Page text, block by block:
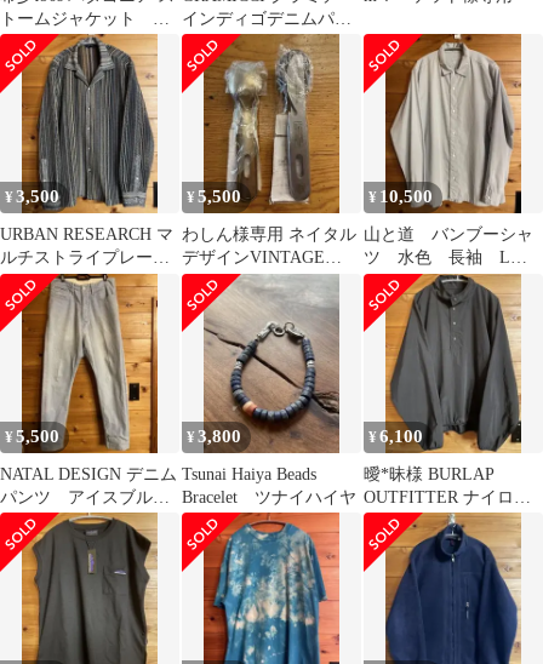
トームジャケット L
サイズ ブルーリボ
ン ナスコン
インディゴデニムパン
ツ Mサイズ
¥3,500
URBAN RESEARCH マ
ルチストライプレース
シャツ Lサイズ
¥5,500
わしん様専用 ネイタル
デザインVINTAGE
CUTLERY SET
¥ 10,500
山と道 バンブーシャ
ツ 水色 長袖 Lサ
イズ
¥5,500
NATAL DESIGN デニム
パンツ アイスブル
ー W32
¥3,800
Tsunai Haiya Beads
Bracelet ツナイハイヤ
¥6,100
曖*昧様 BURLAP
OUTFITTER ナイロン
ジャケット ブラッ
ク Mサイ